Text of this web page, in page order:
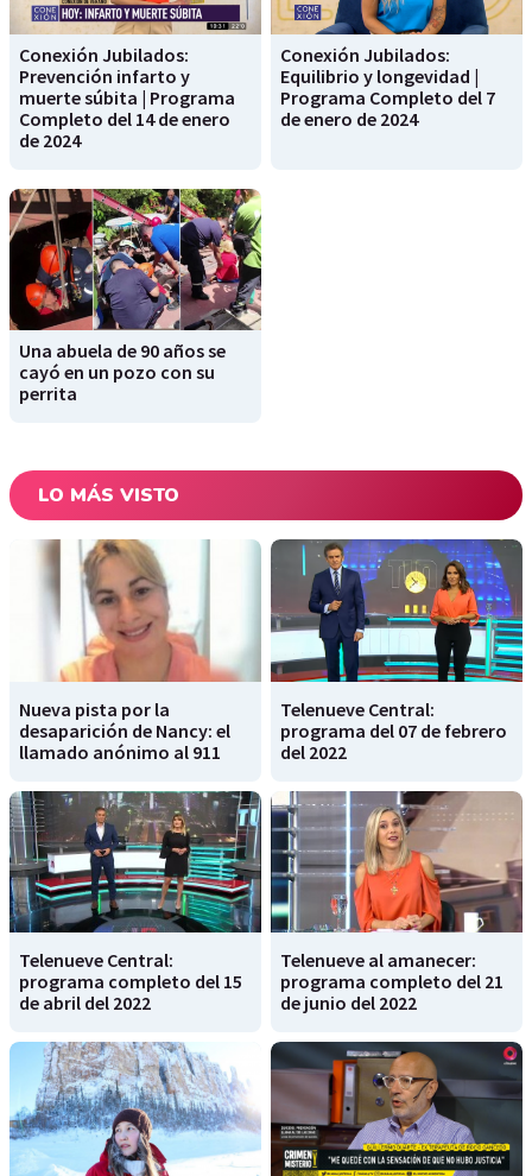
Conexión Jubilados:
Prevención infarto y
muerte súbita | Programa
Completo del 14 de enero
de 2024
Conexión Jubilados:
Equilibrio y longevidad |
Programa Completo del 7
de enero de 2024
Una abuela de 90 años se
cayó en un pozo con su
perrita
LO MÁS VISTO
Nueva pista por la
desaparición de Nancy: el
llamado anónimo al 911
Telenueve Central:
programa del 07 de febrero
del 2022
Telenueve Central:
programa completo del 15
de abril del 2022
Telenueve al amanecer:
programa completo del 21
de junio del 2022